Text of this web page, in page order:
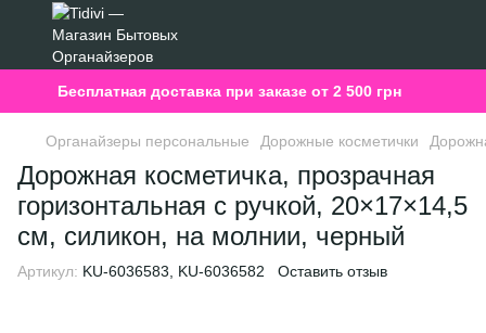
Бесплатная доставка при заказе от 2 500 грн
Органайзеры персональные Дорожные косметички
Дорожная косметичка, прозрачная
горизонтальная с ручкой, 20×17×14,5
см, силикон, на молнии, черный
Артикул: KU-6036583, KU-6036582 Оставить отзыв